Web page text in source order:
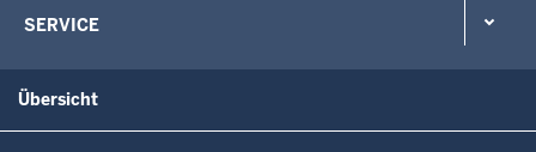
SERVICE
Übersicht